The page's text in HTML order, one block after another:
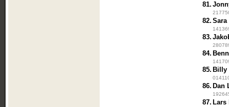
81.
82.
83.
84.
85. Billy
86. Dan
87. Lars